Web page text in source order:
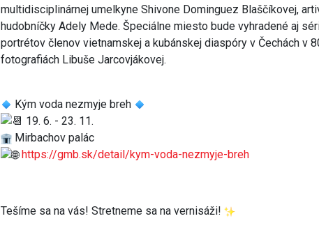
multidisciplinárnej umelkyne Shivone Dominguez Blaščíkovej,
hudobníčky Adely Mede. Špeciálne miesto bude vyhradené aj
portrétov členov vietnamskej a kubánskej diaspóry v Čechách v
fotografiách Libuše Jarcovjákovej.
Kým voda nezmyje breh
19. 6. - 23. 11.
Mirbachov palác
https://gmb.sk/detail/kym-voda-nezmyje-breh
Tešíme sa na vás! Stretneme sa na vernisáži!